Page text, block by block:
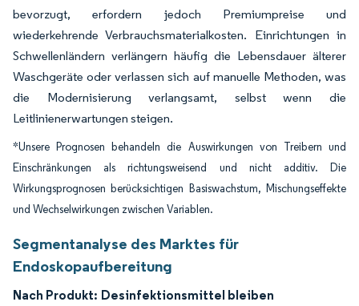
bevorzugt, erfordern jedoch Premiumpreise und
wiederkehrende Verbrauchsmaterialkosten. Einrichtungen in
Schwellenländern verlängern häufig die Lebensdauer älterer
Waschgeräte oder verlassen sich auf manuelle Methoden, was
die Modernisierung verlangsamt, selbst wenn die
Leitlinienerwartungen steigen.
*Unsere Prognosen behandeln die Auswirkungen von Treibern und
Einschränkungen als richtungsweisend und nicht additiv. Die
Wirkungsprognosen berücksichtigen Basiswachstum, Mischungseffekte
und Wechselwirkungen zwischen Variablen.
Segmentanalyse des Marktes für
Endoskopaufbereitung
Nach Produkt: Desinfektionsmittel bleiben